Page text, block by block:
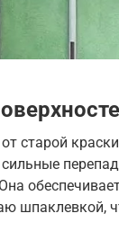
старой
шпаклевкой,